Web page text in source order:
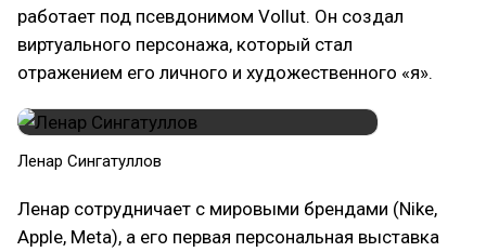
работает под псевдонимом Vollut. Он создал
виртуального персонажа, который стал
отражением его личного и художественного «я».
Ленар Сингатуллов
Ленар сотрудничает с мировыми брендами (Nike,
Apple, Meta), а его первая персональная выставка